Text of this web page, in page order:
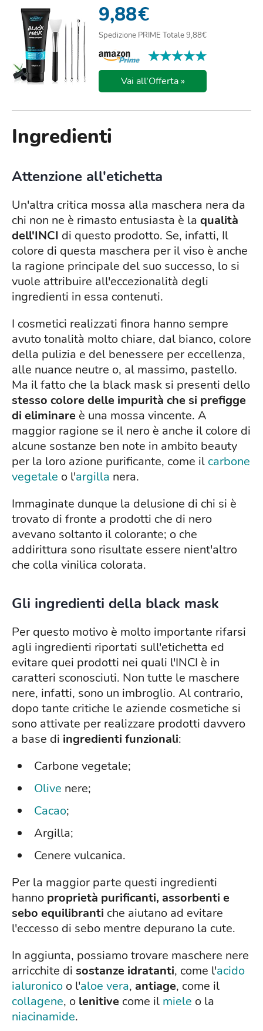
9,88€
Spedizione PRIME Totale 9,88€
★★★★★
★★★★★
Vai all'Offerta »
Ingredienti
Attenzione all'etichetta
Un'altra critica mossa alla maschera nera da
chi non ne è rimasto entusiasta è la qualità
dell'INCI di questo prodotto. Se, infatti, Il
colore di questa maschera per il viso è anche
la ragione principale del suo successo, lo si
vuole attribuire all'eccezionalità degli
ingredienti in essa contenuti.
I cosmetici realizzati finora hanno sempre
avuto tonalità molto chiare, dal bianco, colore
della pulizia e del benessere per eccellenza,
alle nuance neutre o, al massimo, pastello.
Ma il fatto che la black mask si presenti dello
stesso colore delle impurità che si prefigge
di eliminare è una mossa vincente. A
maggior ragione se il nero è anche il colore di
alcune sostanze ben note in ambito beauty
per la loro azione purificante, come il carbone
vegetale o l'argilla nera.
Immaginate dunque la delusione di chi si è
trovato di fronte a prodotti che di nero
avevano soltanto il colorante; o che
addirittura sono risultate essere nient'altro
che colla vinilica colorata.
Gli ingredienti della black mask
Per questo motivo è molto importante rifarsi
agli ingredienti riportati sull'etichetta ed
evitare quei prodotti nei quali l'INCI è in
caratteri sconosciuti. Non tutte le maschere
nere, infatti, sono un imbroglio. Al contrario,
dopo tante critiche le aziende cosmetiche si
sono attivate per realizzare prodotti davvero
a base di ingredienti funzionali:
Carbone vegetale;
Olive nere;
Cacao;
Argilla;
Cenere vulcanica.
Per la maggior parte questi ingredienti
hanno proprietà purificanti, assorbenti e
sebo equilibranti che aiutano ad evitare
l'eccesso di sebo mentre depurano la cute.
In aggiunta, possiamo trovare maschere nere
arricchite di sostanze idratanti, come l'acido
ialuronico o l'aloe vera, antiage, come il
collagene, o lenitive come il miele o la
niacinamide.